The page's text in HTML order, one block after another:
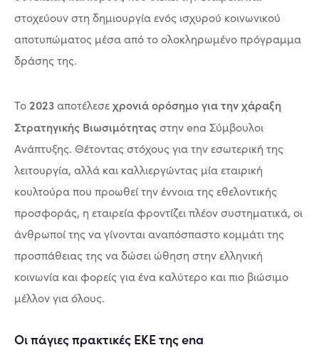
στοχεύουν στη δημιουργία ενός ισχυρού κοινωνικού
αποτυπώματος μέσα από το ολοκληρωμένο πρόγραμμα
δράσης της.
Το2023αποτέλεσεχρονιά ορόσημο για την χάραξη
Στρατηγικής Βιωσιμότηταςστην ena Σύμβουλοι
Ανάπτυξης. Θέτοντας στόχους για την εσωτερική της
λειτουργία, αλλά και καλλιεργώντας μία εταιρική
κουλτούρα που προωθεί την έννοια της εθελοντικής
προσφοράς, η εταιρεία φροντίζει πλέον συστηματικά, οι
άνθρωποί της να γίνονται αναπόσπαστο κομμάτι της
προσπάθειας της να δώσει ώθηση στην ελληνική
κοινωνία και φορείς για ένα καλύτερο και πιο βιώσιμο
μέλλον για όλους.
Οι πάγιες πρακτικές ΕΚΕ της ena